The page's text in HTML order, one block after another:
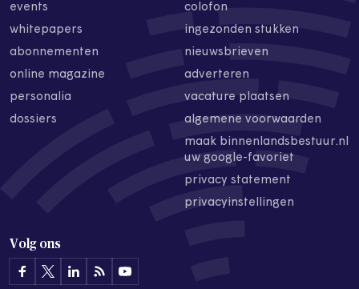
events
whitepapers
abonnementen
online magazine
personalia
dossiers
colofon
ingezonden stukken
nieuwsbrieven
adverteren
vacature plaatsen
algemene voorwaarden
maak binnenlandsbestuur.nl
uw google-favoriet
privacy statement
privacyinstellingen
Volg ons